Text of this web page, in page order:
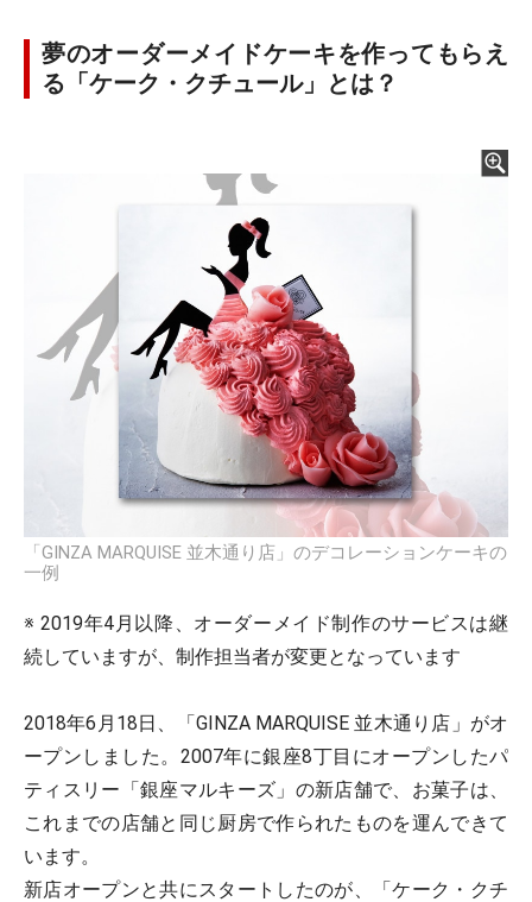
夢のオーダーメイドケーキを作ってもらえ
る「ケーク・クチュール」とは？
「GINZA MARQUISE 並木通り店」のデコレーションケーキの
一例
※ 2019年4月以降、オーダーメイド制作のサービスは継
続していますが、制作担当者が変更となっています
2018年6月18日、「GINZA MARQUISE 並木通り店」がオ
ープンしました。2007年に銀座8丁目にオープンしたパ
ティスリー「銀座マルキーズ」の新店舗で、お菓子は、
これまでの店舗と同じ厨房で作られたものを運んできて
います。
新店オープンと共にスタートしたのが、「ケーク・クチ